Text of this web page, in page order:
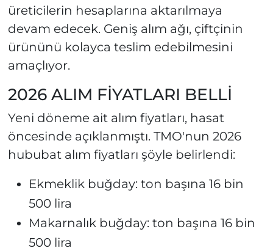
üreticilerin hesaplarına aktarılmaya
devam edecek. Geniş alım ağı, çiftçinin
ürününü kolayca teslim edebilmesini
amaçlıyor.
2026 ALIM FİYATLARI BELLİ
Yeni döneme ait alım fiyatları, hasat
öncesinde açıklanmıştı. TMO'nun 2026
hububat alım fiyatları şöyle belirlendi:
Ekmeklik buğday: ton başına 16 bin
500 lira
Makarnalık buğday: ton başına 16 bin
500 lira